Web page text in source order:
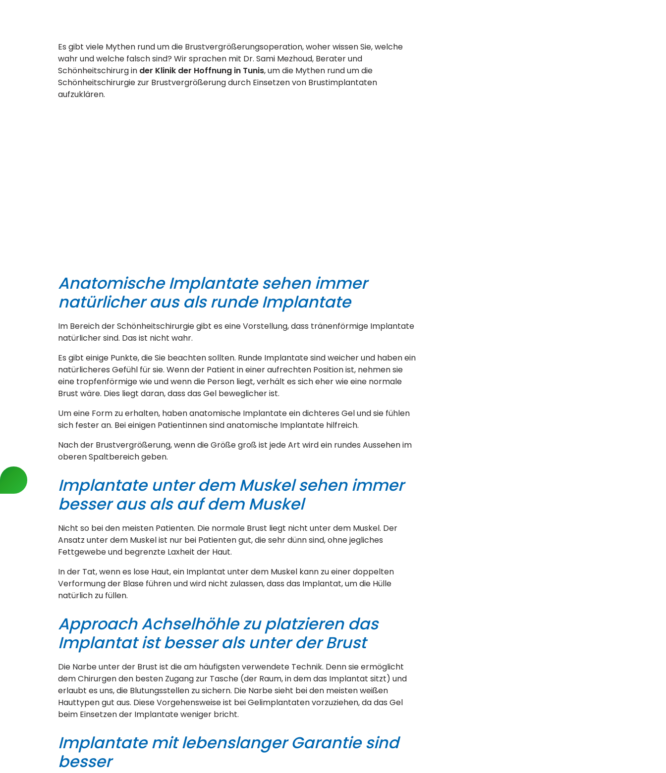
Es gibt viele Mythen rund um die Brustvergrößerungsoperation, woher wissen Sie, welche
wahr und welche falsch sind? Wir sprachen mit Dr. Sami Mezhoud, Berater und
Schönheitschirurg in der Klinik der Hoffnung in Tunis, um die Mythen rund um die
Schönheitschirurgie zur Brustvergrößerung durch Einsetzen von Brustimplantaten
aufzuklären.
Anatomische Implantate sehen immer
natürlicher aus als runde Implantate
Im Bereich der Schönheitschirurgie gibt es eine Vorstellung, dass tränenförmige Implantate
natürlicher sind. Das ist nicht wahr.
Es gibt einige Punkte, die Sie beachten sollten. Runde Implantate sind weicher und haben ein
natürlicheres Gefühl für sie. Wenn der Patient in einer aufrechten Position ist, nehmen sie
eine tropfenförmige wie und wenn die Person liegt, verhält es sich eher wie eine normale
Brust wäre. Dies liegt daran, dass das Gel beweglicher ist.
Um eine Form zu erhalten, haben anatomische Implantate ein dichteres Gel und sie fühlen
sich fester an. Bei einigen Patientinnen sind anatomische Implantate hilfreich.
Nach der Brustvergrößerung, wenn die Größe groß ist jede Art wird ein rundes Aussehen im
oberen Spaltbereich geben.
Implantate unter dem Muskel sehen immer
besser aus als auf dem Muskel
Nicht so bei den meisten Patienten. Die normale Brust liegt nicht unter dem Muskel. Der
Ansatz unter dem Muskel ist nur bei Patienten gut, die sehr dünn sind, ohne jegliches
Fettgewebe und begrenzte Laxheit der Haut.
In der Tat, wenn es lose Haut, ein Implantat unter dem Muskel kann zu einer doppelten
Verformung der Blase führen und wird nicht zulassen, dass das Implantat, um die Hülle
natürlich zu füllen.
Approach Achselhöhle zu platzieren das
Implantat ist besser als unter der Brust
Die Narbe unter der Brust ist die am häufigsten verwendete Technik. Denn sie ermöglicht
dem Chirurgen den besten Zugang zur Tasche (der Raum, in dem das Implantat sitzt) und
erlaubt es uns, die Blutungsstellen zu sichern. Die Narbe sieht bei den meisten weißen
Hauttypen gut aus. Diese Vorgehensweise ist bei Gelimplantaten vorzuziehen, da das Gel
beim Einsetzen der Implantate weniger bricht.
Implantate mit lebenslanger Garantie sind
besser